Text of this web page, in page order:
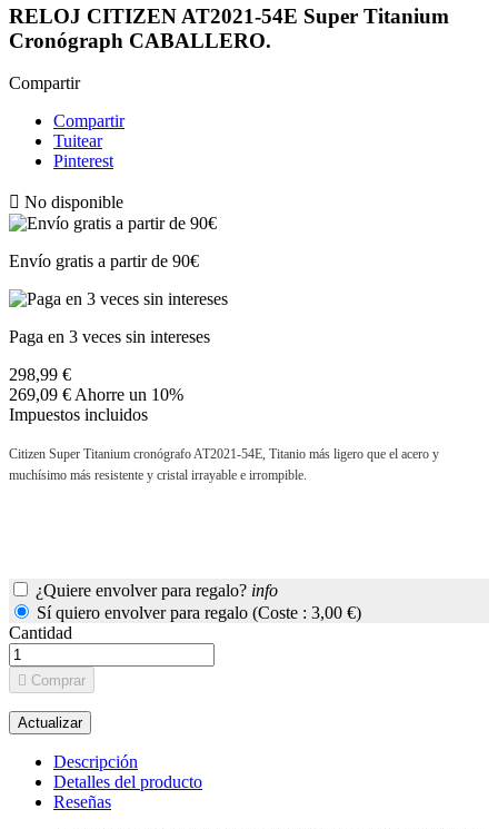
RELOJ CITIZEN AT2021-54E Super Titanium
Cronógraph CABALLERO.
Compartir
Compartir
Tuitear
Pinterest
 No disponible
Envío gratis a partir de 90€
Paga en 3 veces sin intereses
298,99 €
269,09 €Ahorre un 10%
Impuestos incluidos
Citizen Super Titanium cronógrafo AT2021-54E, Titanio más ligero que el acero y
muchísimo más resistente y cristal irrayable e irrompible.
¿Quiere envolver para regalo? info
Sí quiero envolver para regalo (Coste : 3,00 €)
Cantidad
 Comprar
Descripción
Detalles del producto
Reseñas